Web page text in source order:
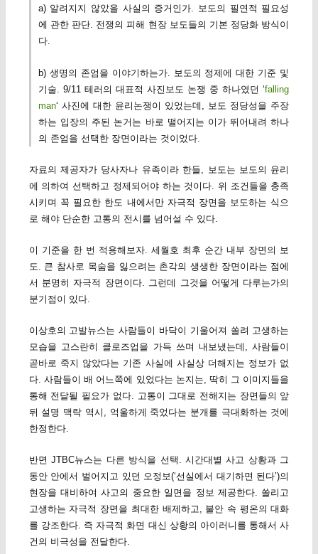
a) 알려지지 않았을 사실의 증거인가. 보도의 필연적 필요성
에 관한 판단. 전쟁의 피해 현장 보도들의 기본 정당화 방식이
다.
b) 생명의 존엄을 이야기하는가. 보도의 정제에 대한 기준 및
기술. 9/11 테러의 대표적 사진보도 논쟁 중 하나였던 ‘falling
man‘ 사진에 대한 윤리논쟁이 있었는데, 보도 정당성을 주장
하는 입장의 주된 논거는 바로 떨어지는 이가 뛰어내려 하나
의 존엄을 선택한 장면이라는 것이었다.
자료의 제공자가 당사자나 유족이라 한들, 보도는 보도의 윤리
에 의하여 선택하고 정제되어야 하는 것이다. 위 조건들을 충족
시키며 꼭 필요한 한도 내에서만 자극적 장면을 보도하는 식으
로 해야 단순한 고통의 전시를 넘어설 수 있다.
이 기준을 한 번 적용해보자. 세월호 최후 순간 내부 장면의 보
도. 큰 참사로 목숨을 잃으려는 촌각의 생생한 장면이라는 점에
서 분명히 자극적 장면이다. 그런데 그것을 어떻게 다루는가의
분기점이 있다.
이상호의 고발뉴스는 사람들이 바닥이 기울어져 쏠려 고생하는
모습을 고스란히 클로즈업을 가득 쓰며 내보냈는데, 사람들이
곧바로 죽지 않았다는 기존 사실에 사실상 더해지는 정보가 없
다. 사람들이 배 어느쪽에 있었다는 논지는, 딱히 그 이미지들을
통해 전달될 필요가 없다. 고통이 그대로 전해지는 장면들의 앞
뒤 설명 맥락 역시, 억울하게 죽었다는 분개를 극대화하는 것에
한정한다.
반면 JTBC뉴스는 다른 방식을 선택. 시간대별 사고 상황과 그
동안 안에서 벌어지고 있던 오정보(‘선실에서 대기하면 된다’)의
현장을 대비하여 사고의 중요한 일면을 정보 제공한다. 쏠리고
고생하는 자극적 장면을 최대한 배제하고, 불안 속 평온의 대화
를 강조한다. 즉 자극적 화면 대신 상황의 아이러니를 통해서 사
건의 비극성을 전달한다.